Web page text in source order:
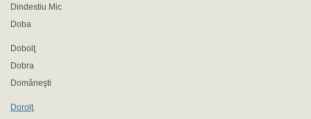
Dindestiu Mic
Doba
Dobolţ
Dobra
Domăneşti
Dorolţ